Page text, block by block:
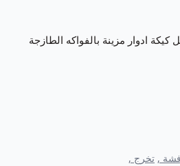
ادوار مزينة بالفواكه الطازجة
, تخرج ,